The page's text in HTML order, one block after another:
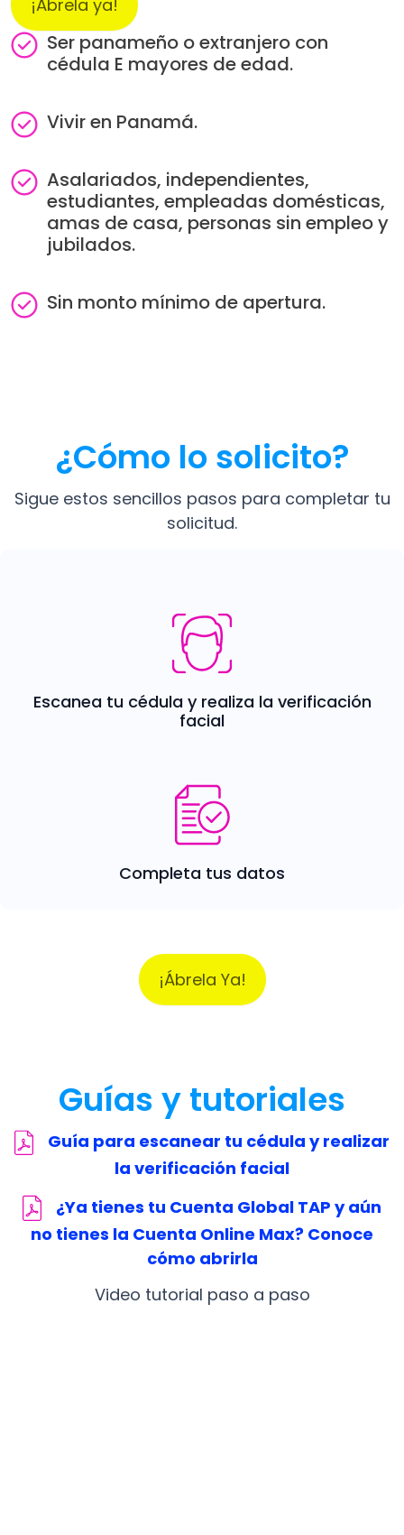
¡Ábrela ya!
ImageSer panameño o extranjero con
cédula E mayores de edad.
ImageVivir en Panamá.
ImageAsalariados, independientes,
estudiantes, empleadas domésticas,
amas de casa, personas sin empleo y
jubilados.
ImageSin monto mínimo de apertura.
¿Cómo lo solicito?
Sigue estos sencillos pasos para completar tu
solicitud.
Escanea tu cédula y realiza la verificación
facial
Completa tus datos
¡Ábrela Ya!
Guías y tutoriales
Guía para escanear tu cédula y realizar
la verificación facial
¿Ya tienes tu Cuenta Global TAP y aún
no tienes la Cuenta Online Max? Conoce
cómo abrirla
Video tutorial paso a paso